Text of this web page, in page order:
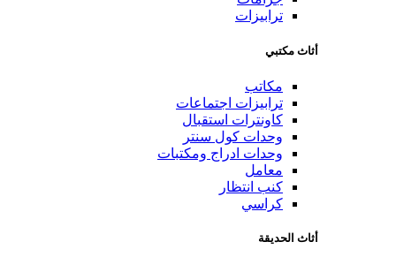
ترابيزات
أثاث مكتبي
مكاتب
ترابيزات اجتماعات
كاونترات استقبال
وحدات كول سنتر
وحدات ادراج ومكتبات
معامل
كنب انتظار
كراسي
أثاث الحديقة